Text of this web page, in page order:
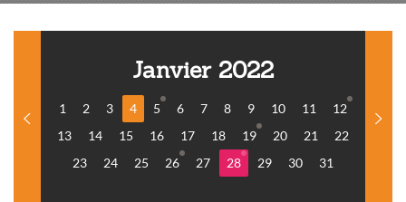
Janvier 2022
1 2 3 4 5 6 7 8 9 10 11
12
13
14 15 16 17 18 19 20 21
22
23
24 25 26 27 28 29 30 31